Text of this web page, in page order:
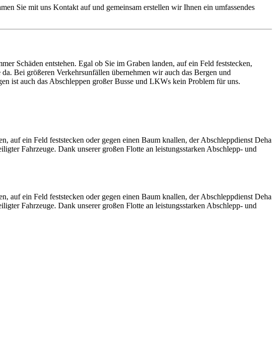
Sie mit uns Kontakt auf und gemeinsam erstellen wir Ihnen ein umfassendes
Schäden entstehen. Egal ob Sie im Graben landen, auf ein Feld feststecken,
Bei größeren Verkehrsunfällen übernehmen wir auch das Bergen und
ist auch das Abschleppen großer Busse und LKWs kein Problem für uns.
auf ein Feld feststecken oder gegen einen Baum knallen, der Abschleppdienst Deha
Fahrzeuge. Dank unserer großen Flotte an leistungsstarken Abschlepp- und
auf ein Feld feststecken oder gegen einen Baum knallen, der Abschleppdienst Deha
Fahrzeuge. Dank unserer großen Flotte an leistungsstarken Abschlepp- und